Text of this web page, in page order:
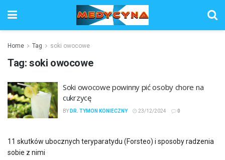
Home Tag soki owocowe
Tag: soki owocowe
Soki owocowe powinny pić osoby chore na
cukrzycę
BY DR. TYMON KONIECZNY 23/12/2024 0
11 skutków ubocznych teryparatydu (Forsteo) i sposoby radzenia
sobie z nimi